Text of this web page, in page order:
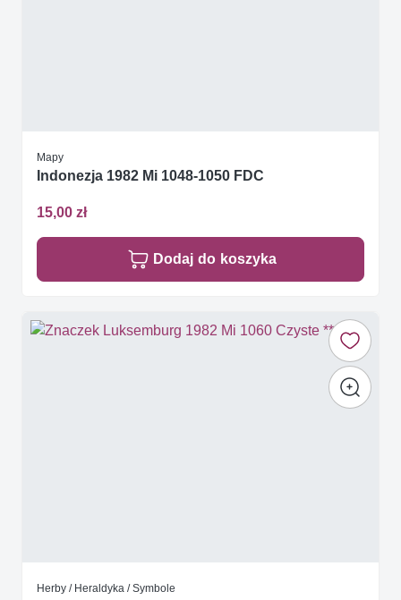
Mapy
Indonezja 1982 Mi 1048-1050 FDC
15,00 zł
Dodaj do koszyka
Herby / Heraldyka / Symbole